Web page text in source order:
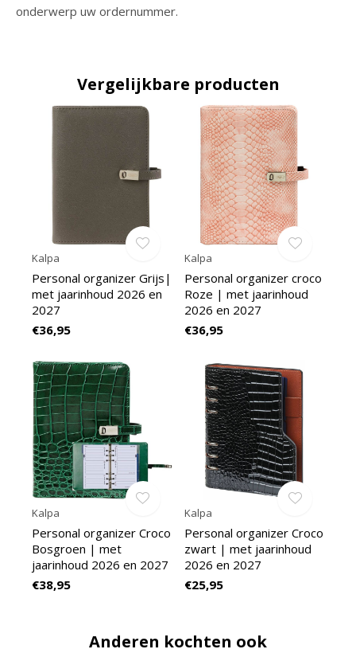
onderwerp uw ordernummer.
Vergelijkbare producten
Kalpa
Personal organizer Grijs|
met jaarinhoud 2026 en
2027
€36,95
Kalpa
Personal organizer croco
Roze | met jaarinhoud
2026 en 2027
€36,95
Kalpa
Personal organizer Croco
Bosgroen | met
jaarinhoud 2026 en 2027
€38,95
Kalpa
Personal organizer Croco
zwart | met jaarinhoud
2026 en 2027
€25,95
Anderen kochten ook